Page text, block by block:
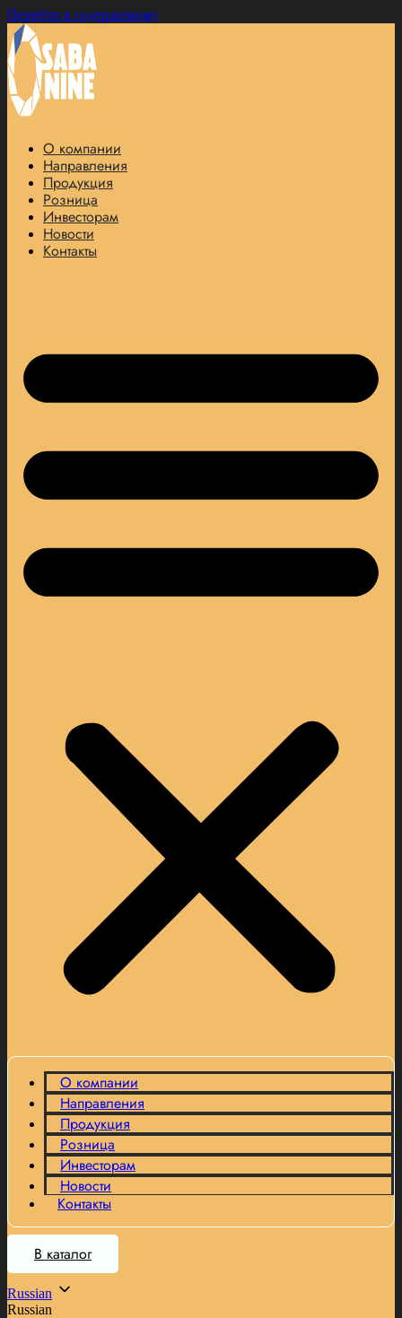
Перейти к содержимому
О компании
Направления
Продукция
Розница
Инвесторам
Новости
Контакты
О компании
Направления
Продукция
Розница
Инвесторам
Новости
Контакты
В каталог
Russian
Russian